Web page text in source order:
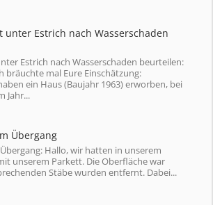
unter Estrich nach Wasserschaden
Estrich nach Wasserschaden beurteilen:
bräuchte mal Eure Einschätzung:
ein Haus (Baujahr 1963) erworben, bei
Jahr...
Übergang
Hallo, wir hatten in unserem
unserem Parkett. Die Oberfläche war
Stäbe wurden entfernt. Dabei...